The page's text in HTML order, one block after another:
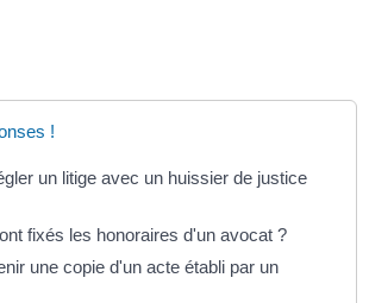
!
un litige avec un huissier de justice
fixés les honoraires d'un avocat ?
une copie d'un acte établi par un